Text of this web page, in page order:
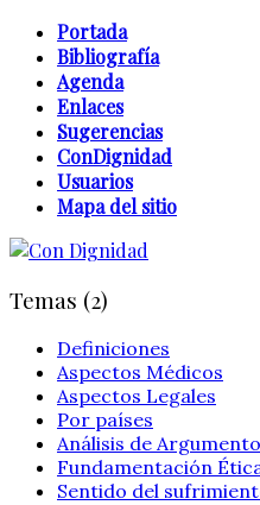
Portada
Bibliografía
Agenda
Enlaces
Sugerencias
ConDignidad
Usuarios
Mapa del sitio
Temas (2)
Definiciones
Aspectos Médicos
Aspectos Legales
Por países
Análisis de
Fundamentación
Sentido del